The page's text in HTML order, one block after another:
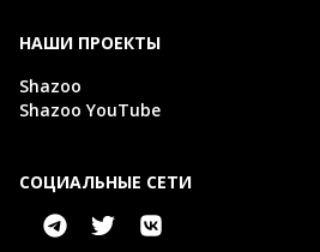
НАШИ ПРОЕКТЫ
Shazoo
Shazoo YouTube
СОЦИАЛЬНЫЕ СЕТИ